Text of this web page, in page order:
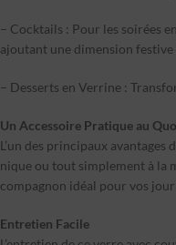
– Cocktails : Pour les soirées
ajoutant une dimension festive
– Desserts en Verrine :
Un Accessoire Pratique au
L’un des principaux
nique ou tout simplement à la
compagnon idéal pour vos
Entretien Facile